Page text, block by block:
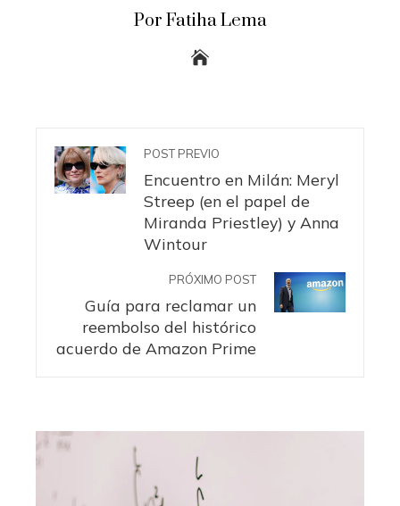
Por Fatiha Lema
POST PREVIO
Encuentro en Milán: Meryl
Streep (en el papel de
Miranda Priestley) y Anna
Wintour
PRÓXIMO POST
Guía para reclamar un
reembolso del histórico
acuerdo de Amazon Prime